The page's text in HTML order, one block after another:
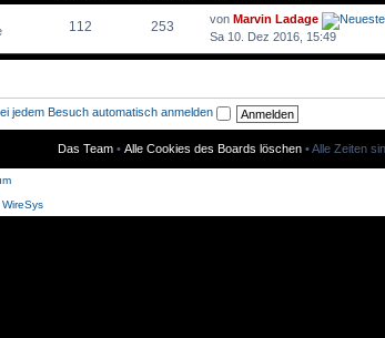
112 253 von Marvin Ladage
Sa 10. Dez 2016, 15:49
jedem Besuch automatisch anmelden
Das Team • Alle Cookies des Boards löschen • Alle Zeiten
WireSys